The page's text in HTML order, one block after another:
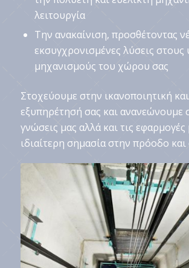
λειτουργία
Την ανακαίνιση, προσθέτοντας
εκσυγχρονισμένες λύσεις στους
μηχανισμούς του χώρου σας
Στοχεύουμε στην ικανοποιητική
εξυπηρέτησή σας και ανανεώνουμε
γνώσεις μας αλλά και τις εφαρμογές
ιδιαίτερη σημασία στην πρόοδο και